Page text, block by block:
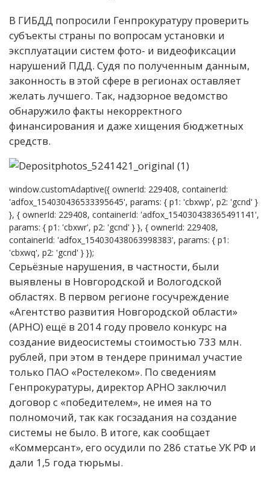
В ГИБДД попросили Генпрокуратуру проверить
субъекты страны по вопросам установки и
эксплуатации систем фото- и видеофиксации
нарушений ПДД. Судя по полученным данным,
законность в этой сфере в регионах оставляет
желать лучшего. Так, надзорное ведомство
обнаружило факты некорректного
финансирования и даже хищения бюджетных
средств.
window.customAdaptive({ ownerId: 229408, containerId:
'adfox_154030436533395645', params: { p1: 'cbxwp', p2: 'gcnd' }
}, { ownerId: 229408, containerId: 'adfox_154030438365491141',
params: { p1: 'cbxwr', p2: 'gcnd' } }, { ownerId: 229408,
containerId: 'adfox_154030438063998383', params: { p1:
'cbxwq', p2: 'gcnd' } });
Серьёзные нарушения, в частности, были
выявлены в Новгородской и Вологодской
областях. В первом регионе госучреждение
«Агентство развития Новгородской области»
(АРНО) ещё в 2014 году провело конкурс на
создание видеосистемы стоимостью 733 млн.
рублей, при этом в тендере принимал участие
только ПАО «Ростелеком». По сведениям
Генпрокуратуры, директор АРНО заключил
договор с «победителем», не имея на то
полномочий, так как госзадания на создание
системы не было. В итоге, как сообщает
«Коммерсант», его осудили по 286 статье УК РФ и
дали 1,5 года тюрьмы.